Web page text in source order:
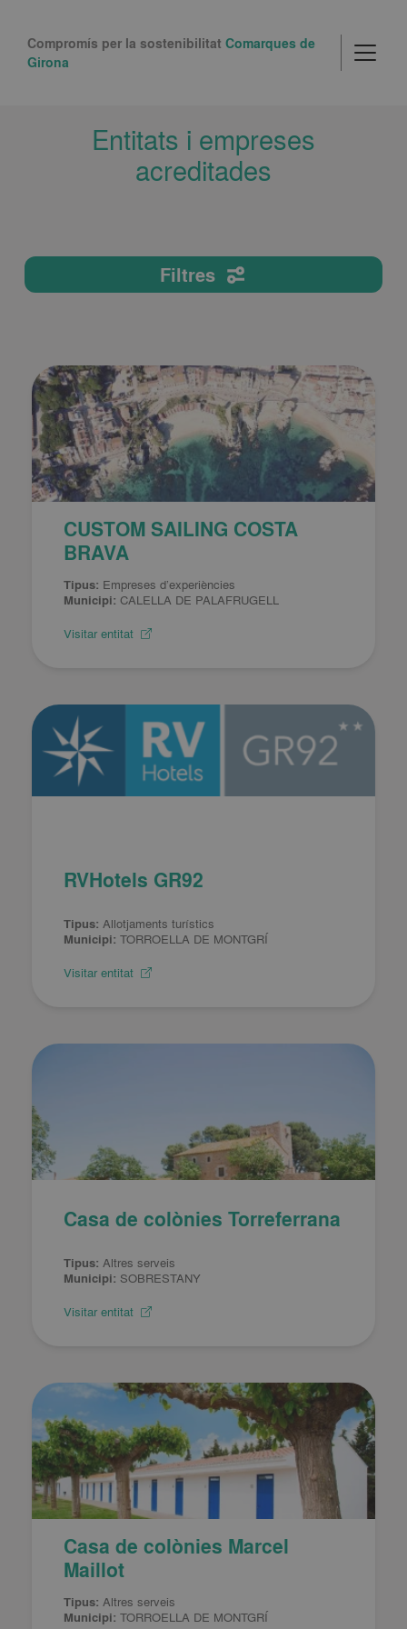
Compromís per la sostenibilitat Comarques de
Girona
Entitats i empreses
acreditades
Filtres
CUSTOM SAILING COSTA
BRAVA
Tipus: Empreses d’experiències
Municipi: CALELLA DE PALAFRUGELL
Visitar entitat
RVHotels GR92
Tipus: Allotjaments turístics
Municipi: TORROELLA DE MONTGRÍ
Visitar entitat
Casa de colònies Torreferrana
Tipus: Altres serveis
Municipi: SOBRESTANY
Visitar entitat
Casa de colònies Marcel
Maillot
Tipus: Altres serveis
Municipi: TORROELLA DE MONTGRÍ